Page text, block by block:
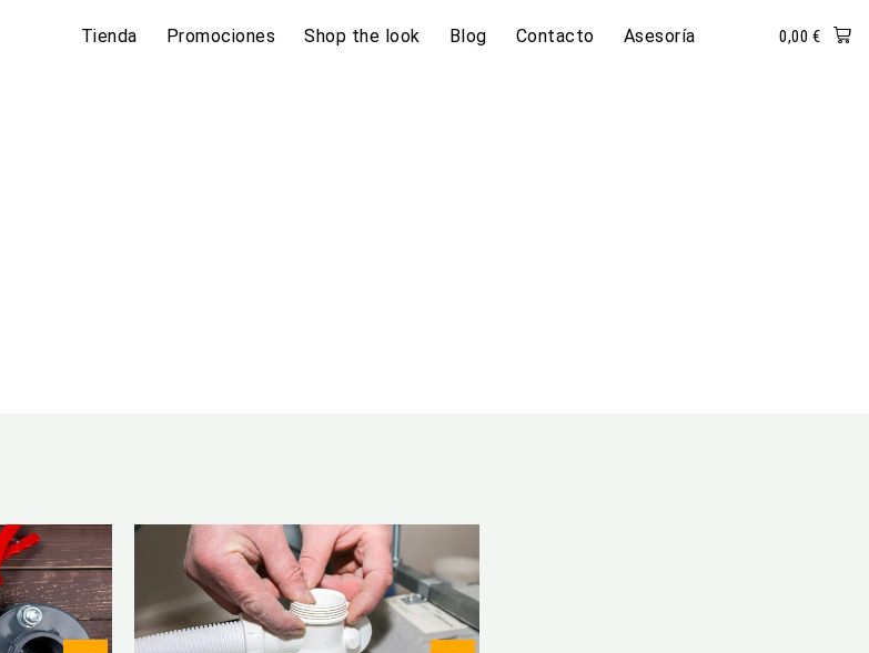
Tienda Promociones Shop the look Blog Contacto Asesoría 0,00 €